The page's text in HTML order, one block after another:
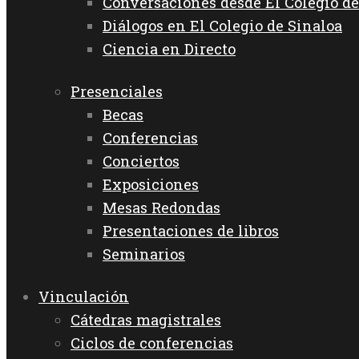
Diálogos en El Colegio de Sinaloa
Ciencia en Directo
Presenciales
Becas
Conferencias
Conciertos
Exposiciones
Mesas Redondas
Presentaciones de libros
Seminarios
Vinculación
Cátedras magistrales
Ciclos de conferencias